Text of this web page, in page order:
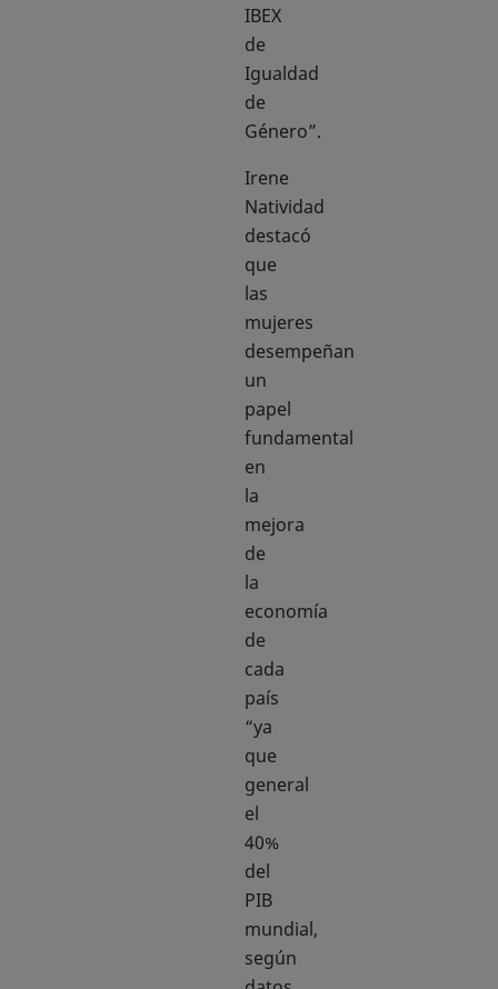
IBEX
de
Igualdad
de
Género”.
Irene
Natividad
destacó
que
las
mujeres
desempeñan
un
papel
fundamental
en
la
mejora
de
la
economía
de
cada
país
“ya
que
general
el
40%
del
PIB
mundial,
según